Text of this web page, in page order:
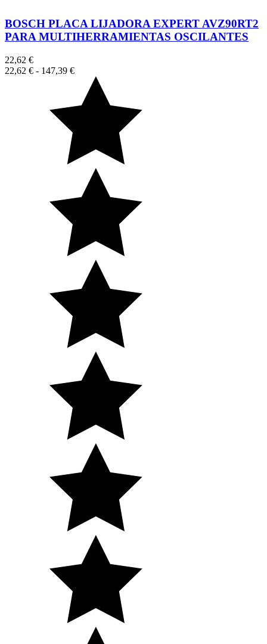
BOSCH PLACA LIJADORA EXPERT AVZ90RT2
PARA MULTIHERRAMIENTAS OSCILANTES
22,62 €
22,62 € - 147,39 €